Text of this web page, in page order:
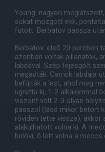
Young: nagyon
sokat mozgott elöl,
futott. Berbatov passza
Berbatov: elsõ 20 percben
azonban voltak pillanatok,
labdával. Szép fejesgólt
megadták. Carrick labdája
befújták a lest, ahol meg
ugratta ki, 1-2 alkalommal
viszont volt 2-3 olyan
passzol (lásd mikor betört
röviden tette vissza), akkor
alakulhatott volna ki. A
belövi, õ lett volna a meccs